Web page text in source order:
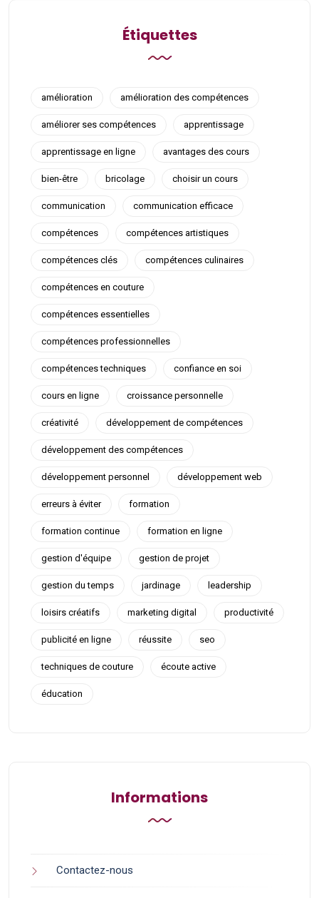
Étiquettes
amélioration amélioration des compétences
améliorer ses compétences apprentissage
apprentissage en ligne avantages des cours
bien-être bricolage choisir un cours
communication communication efficace
compétences compétences artistiques
compétences clés compétences culinaires
compétences en couture
compétences essentielles
compétences professionnelles
compétences techniques confiance en soi
cours en ligne croissance personnelle
créativité développement de compétences
développement des compétences
développement personnel développement web
erreurs à éviter formation
formation continue formation en ligne
gestion d'équipe gestion de projet
gestion du temps jardinage leadership
loisirs créatifs marketing digital productivité
publicité en ligne réussite seo
techniques de couture écoute active
éducation
Informations
Contactez-nous